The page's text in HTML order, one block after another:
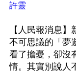
許靈
【人民報消息
不可思議的「夢
看了擔憂，卻沒
情。其實別說人